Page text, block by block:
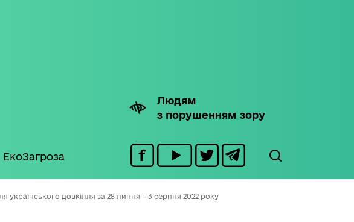
Людям
з порушенням зору
ЕкоЗагроза
українського довкілля за 28 липня – 3 серпня 2022 року